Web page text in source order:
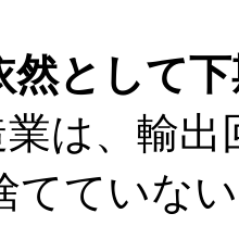
然として
は、輸出
てていな